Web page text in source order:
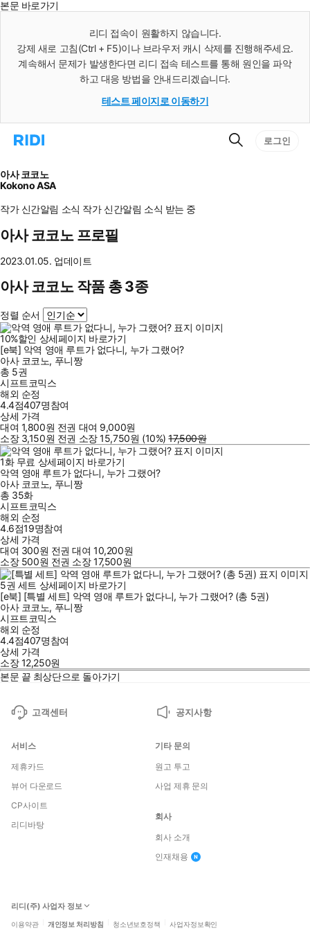
본문 바로가기
리디 접속이 원활하지 않습니다.
강제 새로 고침(Ctrl + F5)이나 브라우저 캐시 삭제를 진행해주세요.
계속해서 문제가 발생한다면 리디 접속 테스트를 통해 원인을 파악
하고 대응 방법을 안내드리겠습니다.
테스트 페이지로 이동하기
리
으
로
동
검
로그인
아사 코코노
Kokono ASA
작가 신간알림 소식 작가 신간알림 소식 받는 중
아사 코코노 프로필
2023.01.05. 업데이트
아사 코코노 작품 총 3종
정렬 순서
10%할인 상세페이지 바로가기
[e북] 악역 영애 루트가 없다니, 누가 그랬어?
아사 코코노, 푸니짱
총 5권
시프트코믹스
해외 순정
4.4점407명참여
상세 가격
대여 1,800원 전권 대여 9,000원
소장 3,150원 전권 소장15,750원 (10%) 17,500원
1화 무료 상세페이지 바로가기
악역 영애 루트가 없다니, 누가 그랬어?
아사 코코노, 푸니짱
총 35화
시프트코믹스
해외 순정
4.6점19명참여
상세 가격
대여 300원 전권 대여10,200원
소장 500원 전권 소장17,500원
5권 세트 상세페이지 바로가기
[e북] [특별 세트] 악역 영애 루트가 없다니, 누가 그랬어? (총 5권)
아사 코코노, 푸니짱
시프트코믹스
해외 순정
4.4점407명참여
상세 가격
소장12,250원
본문 끝 최상단으로 돌아가기
고객센터 공지사항
서비스
제휴카드
뷰어 다운로드
CP사이트
리디바탕
기타 문의
원고 투고
사업 제휴 문의
회사
회사 소개
인재채용
리디(주) 사업자 정보
이용약관 개인정보 처리방침 청소년보호정책 사업자정보확인